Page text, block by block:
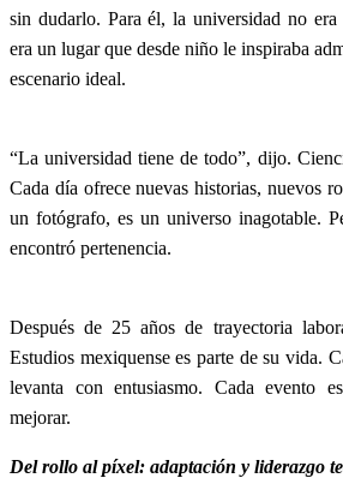
sin dudarlo. Para él, la universidad no
era un lugar que desde niño le inspiraba
escenario ideal.
“La universidad tiene de todo”, dijo.
Cada día ofrece nuevas historias, nuevos
un fotógrafo, es un universo inagotable.
encontró pertenencia.
Después de 25 años de trayectoria
Estudios mexiquense es parte de su vida.
levanta con entusiasmo. Cada evento
mejorar.
Del rollo al píxel: adaptación y liderazgo